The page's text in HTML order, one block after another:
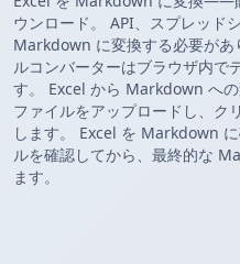
ウンロード。 API、スプレッド
Markdown に変換する必要があ
ルコンバーターはブラウザ内で
す。 Excel から Markdown への
ファイルをアップロードし、
します。 Excel を Markdown
ルを確認してから、最終的な
ます。